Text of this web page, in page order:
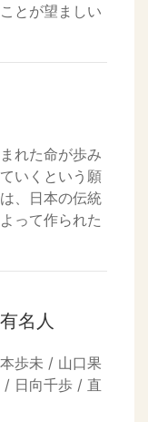
とが望ましい
れた命が歩み
いくという願
、日本の伝統
って作られた
名人
歩未 / 山口果
日向千歩 / 直